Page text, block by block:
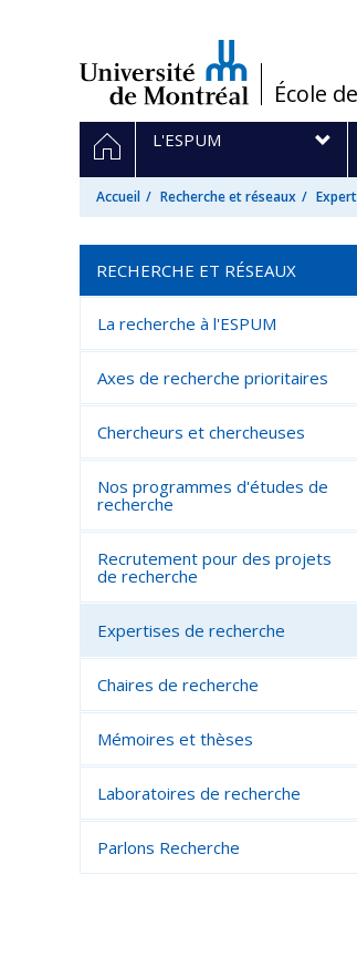
/École
Navigation
principale
ACCUEIL
L'ESPUM
Accueil Recherche et réseaux
RECHERCHE ET RÉSEAUX
La recherche à l'ESPUM
Axes de recherche prioritaires
Chercheurs et chercheuses
Nos programmes d'études de
recherche
Recrutement pour des projets
de recherche
Expertises de recherche
Chaires de recherche
Mémoires et thèses
Laboratoires de recherche
Parlons Recherche